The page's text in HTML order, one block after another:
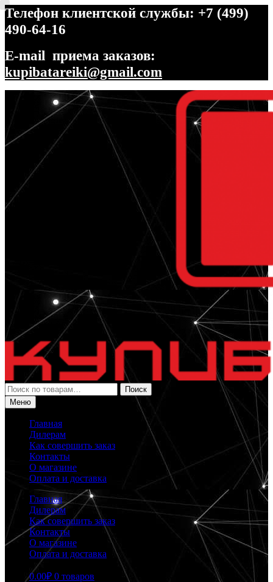
Телефон клиентской службы: +7 (499)
490-64-16
E-mail приема заказов:
kupibatareiki@gmail.com
Перейти
навигации
Перейти
содержимому
Искать:
Поиск
Меню
Главная
Дилерам
Как совершить заказ
Контакты
О магазине
Оплата и доставка
Главная
Дилерам
Как совершить заказ
Контакты
О магазине
Оплата и доставка
0.00₽ 0 товаров